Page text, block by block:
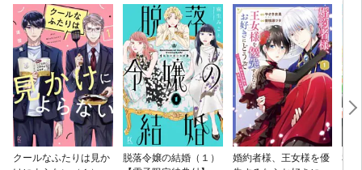
クールなふたりは見か
脱落令嬢の結婚（１）
婚約者様、王女様を優
私